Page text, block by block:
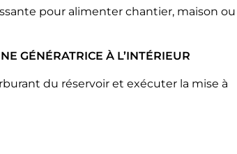
pour alimenter chantier, maison ou
GÉNÉRATRICE À L’INTÉRIEUR
du réservoir et exécuter la mise à